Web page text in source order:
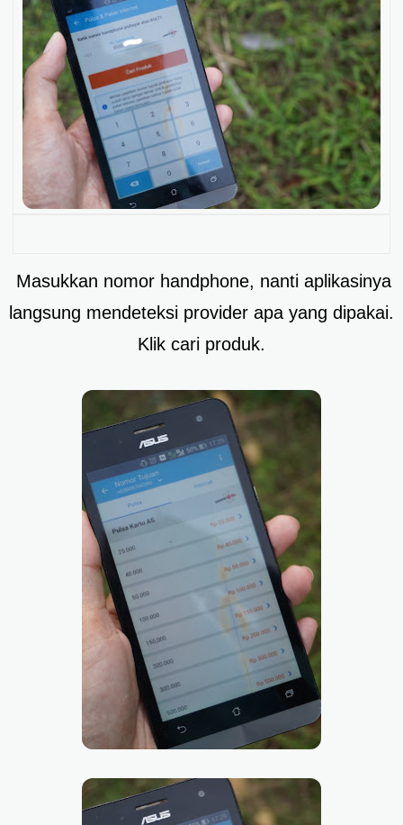
Masukkan nomor handphone, nanti aplikasinya
langsung mendeteksi provider apa yang dipakai.
Klik cari produk.